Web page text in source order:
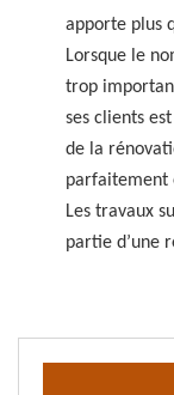
apporte plus
Lorsque le
trop
ses clients
de la
parfaitement
Les travaux
partie d’une